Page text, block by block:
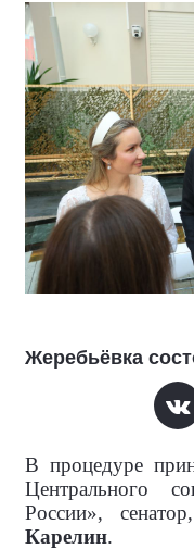
Жеребьёвка
В процедуре
Центрального
России»,
Карелин.